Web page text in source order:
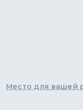
Место для вашей